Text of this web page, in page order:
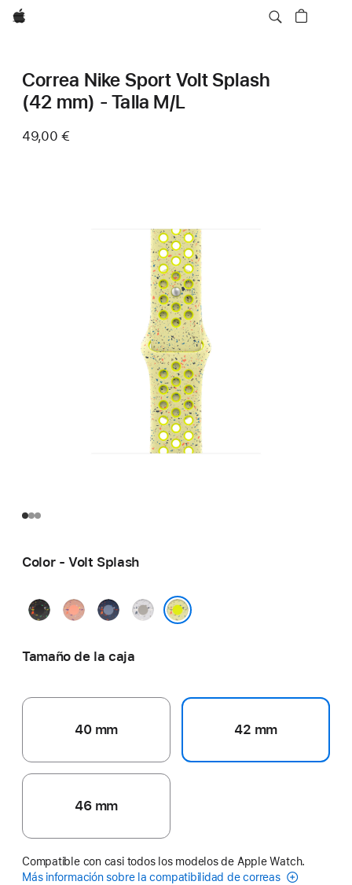
Apple
Correa Nike Sport Volt Splash
(42 mm) - Talla M/L
49,00 €
Color - Volt Splash
NegroRosa
Azul
Gris
velado
Tamaño de la caja
40 mm 42 mm
46 mm
Compatible con casi todos los modelos de Apple Watch.
Más información sobre la compatibilidad de correas